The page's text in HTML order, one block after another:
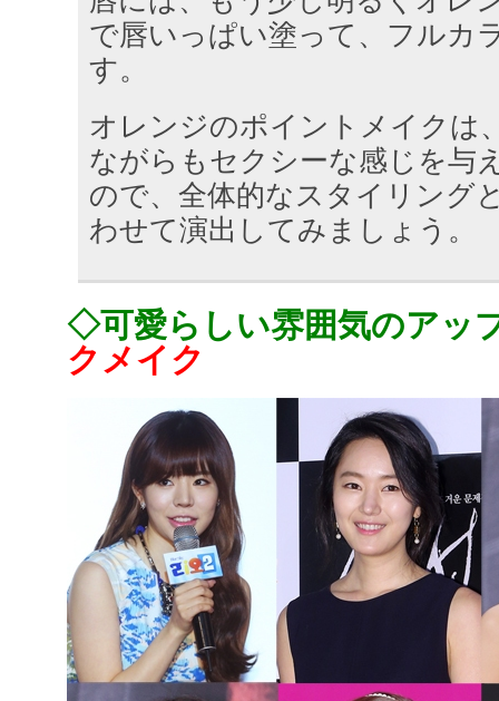
で唇いっぱい塗って、フルカ
す。
オレンジのポイントメイクは
ながらもセクシーな感じを与
ので、全体的なスタイリング
わせて演出してみましょう。
◇可愛らしい雰囲気のアッ
クメイク